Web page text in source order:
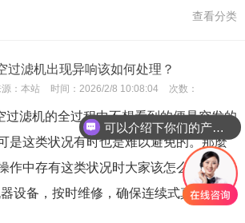
查看分类
过滤机出现异响该如何处理？
： 本站 时间： 2026/2/8 10:08:04 次数：
过滤机的全过程中不想看到的便是突发的
是这类状况有时也是难以避免的。那麼
作中存有这类状况时大家该怎么解决呢?
设备，按时维修，确保连续式真空过滤
可以介绍下你们的产品么